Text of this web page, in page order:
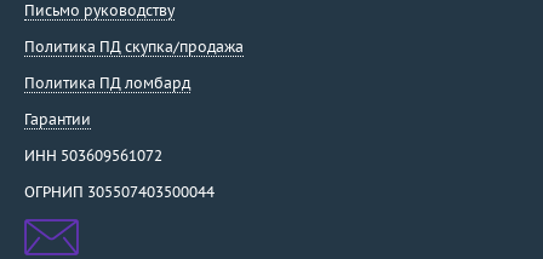
Письмо руководству
Политика ПД скупка/продажа
Политика ПД ломбард
Гарантии
ИНН 503609561072
ОГРНИП 305507403500044